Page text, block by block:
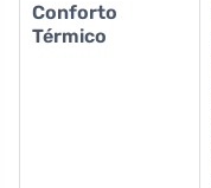
Conforto
Térmico